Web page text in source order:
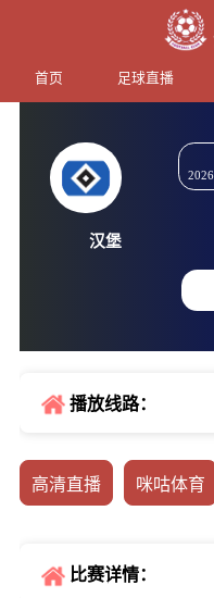
首页 足球直播
播放线路：
高清直播 咪咕体育
比赛详情：